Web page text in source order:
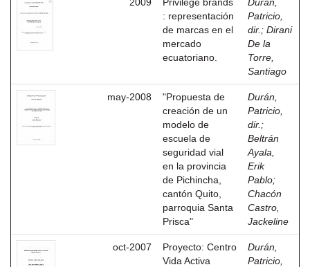
: representación
de marcas en el
mercado
ecuatoriano.
Patricio,
dir. ; Dirani
De la
Torre,
Santiago
may-2008
"Propuesta de
creación de un
modelo de
escuela de
seguridad vial
en la provincia
de Pichincha,
cantón Quito,
parroquia Santa
Prisca"
Durán,
Patricio,
dir. ;
Beltrán
Ayala,
Erik
Pablo;
Chacón
Castro,
Jackeline
oct-2007
Proyecto: Centro
Vida Activa
Durán,
Patricio,